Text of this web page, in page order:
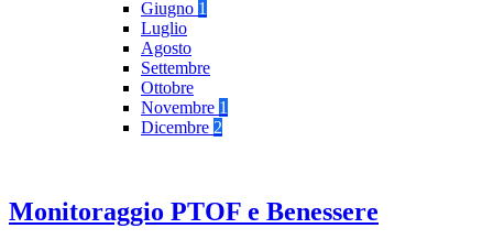
Giugno 1
Luglio
Agosto
Settembre
Ottobre
Novembre 1
Dicembre 2
Monitoraggio PTOF e Benessere